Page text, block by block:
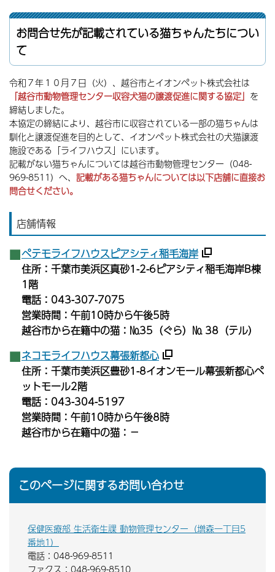
お問合せ先が記載されている猫ちゃんたちについ
て
令和７年１０月７日（火）、越谷市とイオンペット株式会社は
「越谷市動物管理センター収容犬猫の譲渡促進に関する協定」 を
締結しました。
本協定の締結により、越谷市に収容されている一部の猫ちゃんは
馴化と譲渡促進を目的として、イオンペット株式会社の犬猫譲渡
施設である「ライフハウス」にいます。
記載がない猫ちゃんについては越谷市動物管理センター（048-
969-8511）へ、 記載がある猫ちゃんについては以下店舗に直接お
問合せください。
店舗情報
ペテモライフハウスピアシティ稲毛海岸
住所：千葉市美浜区真砂1-2-6ピアシティ稲毛海岸B棟
1階
電話：043-307-7075
営業時間：午前10時から午後5時
越谷市から在籍中の猫：№35（ぐら）№ 38（テル）
ネコモライフハウス幕張新都心
住所：千葉市美浜区豊砂1-8イオンモール幕張新都心ペ
ットモール2階
電話：043-304-5197
営業時間：午前10時から午後8時
越谷市から在籍中の猫：－
このページに関するお問い合わせ
保健医療部 生活衛生課 動物管理センター（増森一丁目5
番地1）
電話：048-969-8511
ファクス：048-969-8510